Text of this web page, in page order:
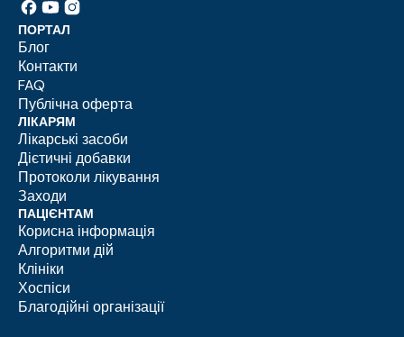
ПОРТАЛ
Блог
Контакти
FAQ
Публічна оферта
ЛІКАРЯМ
Лікарські засоби
Дієтичні добавки
Протоколи лікування
Заходи
ПАЦІЄНТАМ
Корисна інформація
Алгоритми дій
Клініки
Хоспіси
Благодійні організації